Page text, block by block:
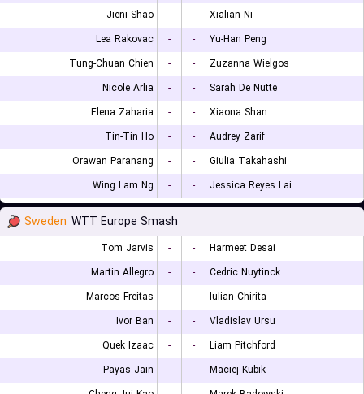
Jieni Shao
- -
Xialian Ni
Lea Rakovac
- -
Yu-Han Peng
Tung-Chuan Chien
- -
Zuzanna Wielgos
Nicole Arlia
- -
Sarah De Nutte
Elena Zaharia
- -
Xiaona Shan
Tin-Tin Ho
- -
Audrey Zarif
Orawan Paranang
- -
Giulia Takahashi
Wing Lam Ng
- - Jessica Reyes Lai
Sweden WTT Europe Smash
Tom Jarvis - -
Harmeet Desai
Martin Allegro
- -
Cedric Nuytinck
Marcos Freitas
- -
Iulian Chirita
Ivor Ban
- -
Vladislav Ursu
Quek Izaac
- -
Liam Pitchford
Payas Jain
- -
Maciej Kubik